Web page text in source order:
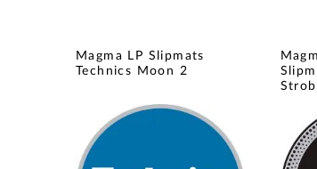
Magma LP Slipmats
Technics Moon 2